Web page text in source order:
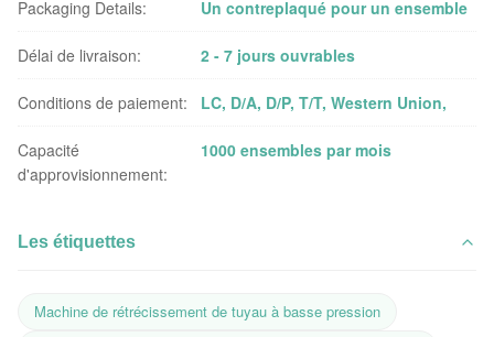
Packaging Details: Un contreplaqué pour un ensemble
Délai de livraison: 2 - 7 jours ouvrables
Conditions de paiement: LC, D/A, D/P, T/T, Western Union,
Capacité
d'approvisionnement:
1000 ensembles par mois
Les étiquettes
Machine de rétrécissement de tuyau à basse pression